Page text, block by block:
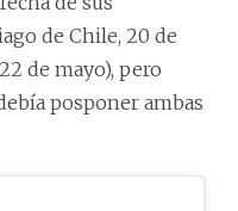
de Chile, 20 de
de mayo), pero
posponer ambas